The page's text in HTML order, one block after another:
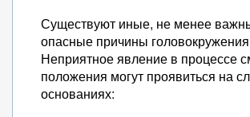
Существуют иные, не менее
опасные причины
Неприятное явление в процессе
положения могут проявиться на
основаниях: